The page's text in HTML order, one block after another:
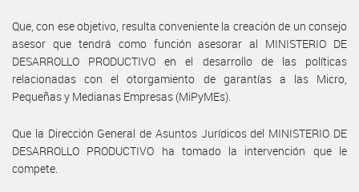
Que, con ese objetivo, resulta conveniente la creación de un consejo
asesor que tendrá como función asesorar al MINISTERIO DE
DESARROLLO PRODUCTIVO en el desarrollo de las políticas
relacionadas con el otorgamiento de garantías a las Micro,
Pequeñas y Medianas Empresas (MiPyMEs).
Que la Dirección General de Asuntos Jurídicos del MINISTERIO DE
DESARROLLO PRODUCTIVO ha tomado la intervención que le
compete.